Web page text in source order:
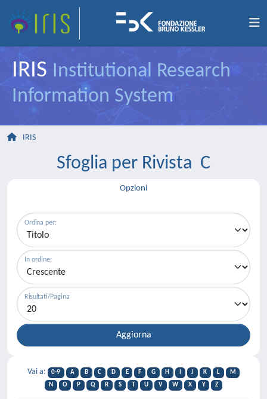
IRIS Institutional Research
Information System
IRIS
Sfoglia per Rivista C
Opzioni
Ordina per:
In ordine:
Risultati/Pagina
Vai a: 0-9 A B C D E F G H J K L
M
N
O P Q R S T U V W X Y Z